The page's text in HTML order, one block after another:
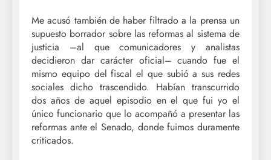
Me acusó también de haber filtrado a la prensa un
supuesto borrador sobre las reformas al sistema de
justicia –al que comunicadores y analistas
decidieron dar carácter oficial– cuando fue el
mismo equipo del fiscal el que subió a sus redes
sociales dicho trascendido. Habían transcurrido
dos años de aquel episodio en el que fui yo el
único funcionario que lo acompañó a presentar las
reformas ante el Senado, donde fuimos duramente
criticados.